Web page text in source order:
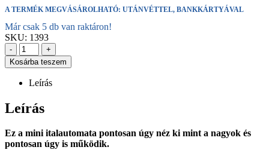
A TERMÉK MEGVÁSÁROLHATÓ: UTÁNVÉTTEL, BANKKÁRTYÁVAL
Már csak 5 db van raktáron!
SKU: 1393
-
+
Kosárba teszem
Leírás
Leírás
Ez a mini italautomata pontosan úgy néz ki mint a nagyok és
pontosan úgy is működik.